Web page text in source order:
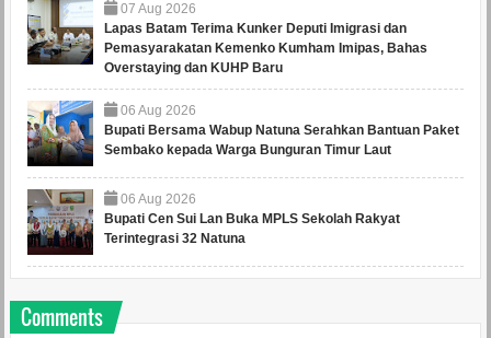
07 Aug 2026
Lapas Batam Terima Kunker Deputi Imigrasi dan
Pemasyarakatan Kemenko Kumham Imipas, Bahas
Overstaying dan KUHP Baru
06 Aug 2026
Bupati Bersama Wabup Natuna Serahkan Bantuan Paket
Sembako kepada Warga Bunguran Timur Laut
06 Aug 2026
Bupati Cen Sui Lan Buka MPLS Sekolah Rakyat
Terintegrasi 32 Natuna
Comments